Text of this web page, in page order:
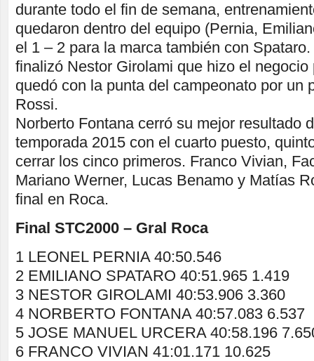
durante todo el fin de semana,
quedaron dentro del equipo (Pernia,
el 1 – 2 para la marca también con
finalizó Nestor Girolami que hizo el
quedó con la punta del campeonato por un
Rossi.
Norberto Fontana cerró su mejor resultado
temporada 2015 con el cuarto puesto,
cerrar los cinco primeros. Franco Vivian,
Mariano Werner, Lucas Benamo y Matías
final en Roca.
Final STC2000 – Gral Roca
1 LEONEL PERNIA 40:50.546
2 EMILIANO SPATARO 40:51.965 1.419
3 NESTOR GIROLAMI 40:53.906 3.360
4 NORBERTO FONTANA 40:57.083 6.537
5 JOSE MANUEL URCERA 40:58.196
6 FRANCO VIVIAN 41:01.171 10.625